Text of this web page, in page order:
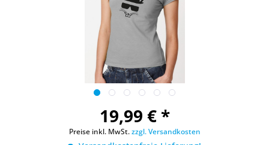
19,99 € *
Preise inkl. MwSt.zzgl. Versandkosten